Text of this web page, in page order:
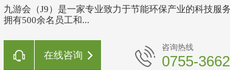
九游会（J9）是一家专业致力于节能环保产业的科技服
拥有500余名员工和...
在线咨询
咨询热线
0755-